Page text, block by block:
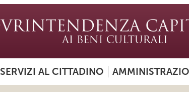
SERVIZI AL CITTADINO